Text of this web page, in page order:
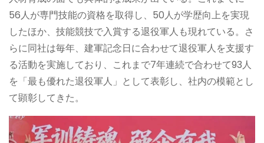
56人が専門技能の資格を取得し、50人が学歴向上を実現
したほか、技能競技で入賞する退役軍人も現れている。さ
らに同社は毎年、建軍記念日に合わせて退役軍人を支援す
る活動を実施しており、これまで7年連続で合わせて93人
を「最も優れた退役軍人」として表彰し、社内の模範とし
て顕彰してきた。